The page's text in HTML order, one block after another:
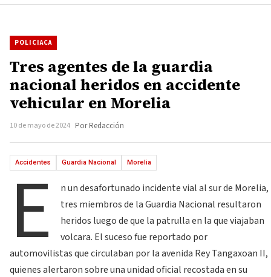
POLICIACA
Tres agentes de la guardia
nacional heridos en accidente
vehicular en Morelia
10 de mayo de 2024 Por Redacción
Accidentes Guardia Nacional Morelia
E
n un desafortunado incidente vial al sur de Morelia,
tres miembros de la Guardia Nacional resultaron
heridos luego de que la patrulla en la que viajaban
volcara. El suceso fue reportado por
automovilistas que circulaban por la avenida Rey Tangaxoan II,
quienes alertaron sobre una unidad oficial recostada en su